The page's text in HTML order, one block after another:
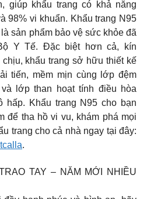
giúp khẩu trang có khả năng
98% vi khuẩn. Khẩu trang N95
sản phẩm bảo vệ sức khỏe đã
Y Tế. Đặc biệt hơn cả, kín
khẩu trang sở hữu thiết kế
tiến, mềm mịn cùng lớp đệm
lớp than hoạt tính điều hòa
hấp. Khẩu trang N95 cho bạn
để tha hồ vi vu, khám phá mọi
trang cho cả nhà ngay tại đây:
.
TAY – NĂM MỚI NHIỀU